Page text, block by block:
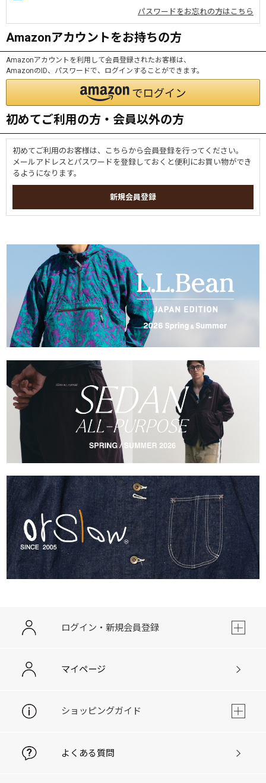
パスワードをお忘れの方はこちら
Amazonアカウントをお持ちの方
Amazonアカウントを利用して会員登録されたお客様は、
AmazonのID、パスワードで、ログインすることができます。
初めてご利用の方・会員以外の方
初めてご利用のお客様は、こちらから会員登録を行ってください。
メールアドレスとパスワードを登録しておくと便利にお買い物ができ
るようになります。
ログイン・新規会員登録
マイページ
ショッピングガイド
よくある質問